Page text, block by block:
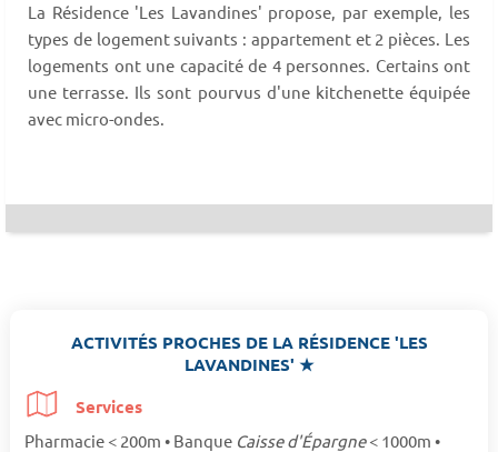
La Résidence 'Les Lavandines' propose, par exemple, les
types de logement suivants : appartement et 2 pièces. Les
logements ont une capacité de 4 personnes. Certains ont
une terrasse. Ils sont pourvus d'une kitchenette équipée
avec micro-ondes.
ACTIVITÉS PROCHES DE LA RÉSIDENCE 'LES
LAVANDINES' ★
Services
Pharmacie < 200m • Banque Caisse d'Épargne< 1000m •